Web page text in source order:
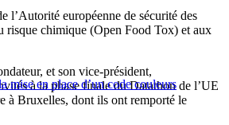
l’Autorité européenne de sécurité des
risque chimique (Open Food Tox) et aux
mise en place d’un code couleurs
et son vice-président,
à la phase finale du Datathon de l’UE
à Bruxelles, dont ils ont remporté le